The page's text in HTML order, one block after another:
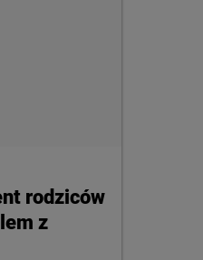
rodziców
z